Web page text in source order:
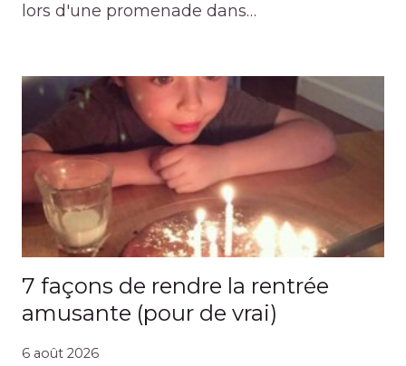
lors d'une promenade dans…
7 façons de rendre la rentrée
amusante (pour de vrai)
6 août 2026